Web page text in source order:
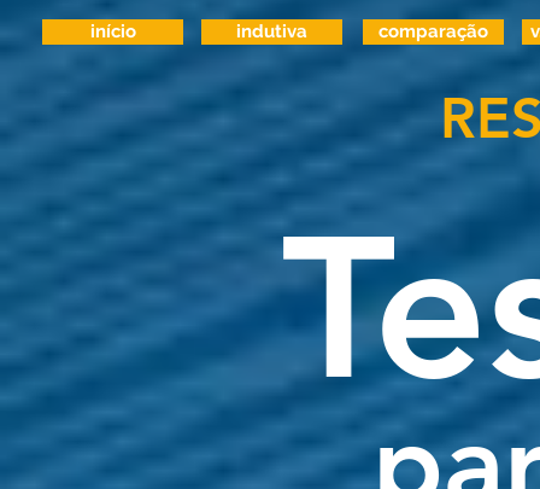
início indutiva comparação